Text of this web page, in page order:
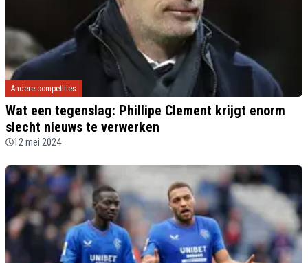
Andere competities
Wat een tegenslag: Phillipe Clement krijgt enorm
slecht nieuws te verwerken
12 mei 2024